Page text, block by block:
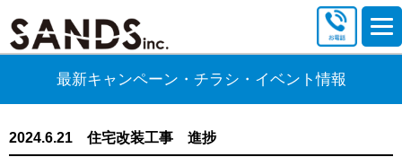
最新キャンペーン・チラシ・イベント情報
2024.6.21 住宅改装工事 進捗